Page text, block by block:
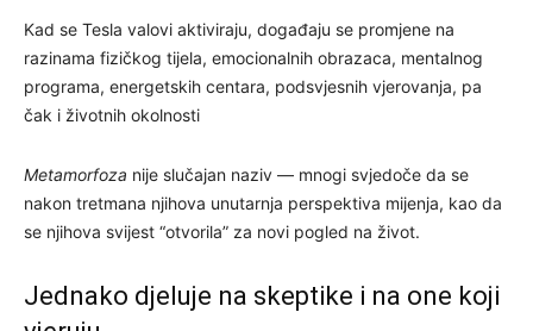
Kad se Tesla valovi aktiviraju, događaju se promjene na
razinama fizičkog tijela, emocionalnih obrazaca, mentalnog
programa, energetskih centara, podsvjesnih vjerovanja, pa
čak i životnih okolnosti
Metamorfoza nije slučajan naziv — mnogi svjedoče da se
nakon tretmana njihova unutarnja perspektiva mijenja, kao da
se njihova svijest “otvorila” za novi pogled na život.
Jednako djeluje na skeptike i na one koji